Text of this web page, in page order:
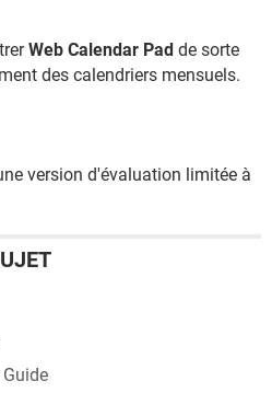
Web Calendar Pad de sorte
des calendriers mensuels.
version d'évaluation limitée à
Guide